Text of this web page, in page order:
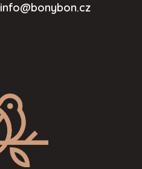
info@bonybon.cz